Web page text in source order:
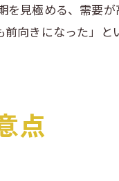
見極める、需要
向きになった」
点